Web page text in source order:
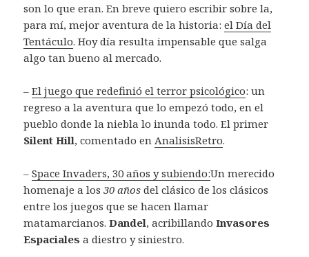
son lo que eran. En breve quiero escribir sobre la,
para mí, mejor aventura de la historia:el Día del
Tentáculo. Hoy día resulta impensable que salga
algo tan bueno al mercado.
–El juego que redefinió el terror psicológico: un
regreso a la aventura que lo empezó todo, en el
pueblo donde la niebla lo inunda todo. El primer
Silent Hill, comentado enAnalisisRetro.
–Space Invaders, 30 años y subiendo:Un merecido
homenaje a los30 años del clásico de los clásicos
entre los juegos que se hacen llamar
matamarcianos.Dandel, acribillandoInvasores
Espaciales a diestro y siniestro.